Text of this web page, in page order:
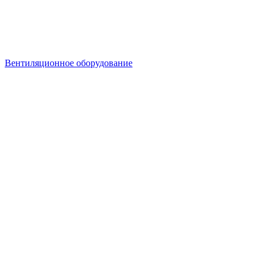
Вентиляционное оборудование